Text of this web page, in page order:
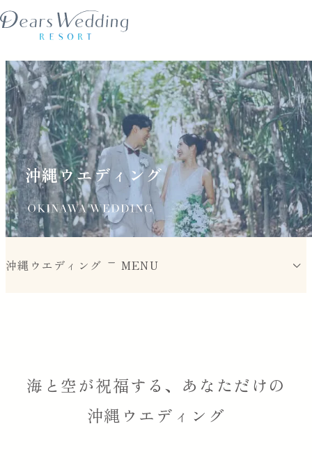
内
を
ス
キ
ッ
プ
沖縄ウエディング
沖縄ウエディング MENU
沖縄のウエディングスタイル
海と空が祝福する、あなただけの
沖縄ウエディング